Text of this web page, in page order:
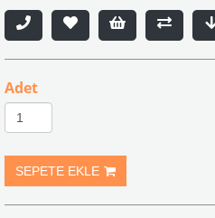
Adet